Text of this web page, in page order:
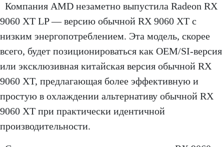
Компания AMD незаметно выпустила Radeon RX
9060 XT LP — версию обычной RX 9060 XT с
низким энергопотреблением. Эта модель, скорее
всего, будет позиционироваться как OEM/SI-версия
или эксклюзивная китайская версия обычной RX
9060 XT, предлагающая более эффективную и
простую в охлаждении альтернативу обычной RX
9060 XT при практически идентичной
производительности.